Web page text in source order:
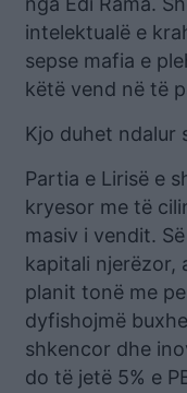
intelektualë e
sepse mafia e
këtë vend në të
Kjo duhet ndalur
Partia e Lirisë e
kryesor me të
masiv i vendit.
kapitali njerëzor,
planit tonë me
dyfishojmë
shkencor dhe
do të jetë 5% e